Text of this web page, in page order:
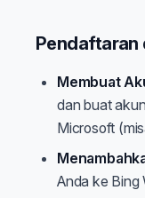
Pendaftaran
Membuat
dan buat
Microsoft
Anda ke Bing